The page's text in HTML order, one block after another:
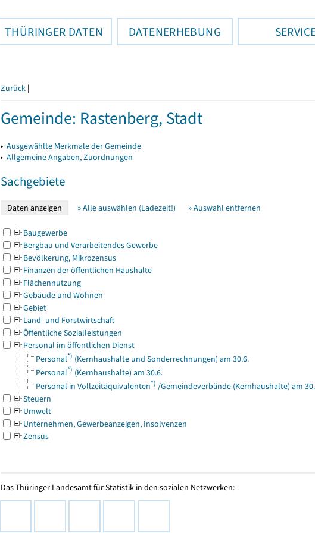
THÜRINGER DATEN DATENERHEBUNG
Zurück |
Gemeinde: Rastenberg, Stadt
▸ Ausgewählte Merkmale der Gemeinde
▸ Allgemeine Angaben, Zuordnungen
Sachgebiete
» Alle auswählen (Ladezeit!) » Auswahl entfernen
Baugewerbe
Bergbau und Verarbeitendes Gewerbe
Bevölkerung, Mikrozensus
Finanzen der öffentlichen Haushalte
Flächennutzung
Gebäude und Wohnen
Gebiet
Land- und Forstwirtschaft
Öffentliche Sozialleistungen
Personal im öffentlichen Dienst
Personal*) (Kernhaushalte und Sonderrechnungen) am 30.6.
Personal*) (Kernhaushalte) am 30.6.
Personal in Vollzeitäquivalenten*) /Gemeindeverbände (Kernhaushalte) am
Steuern
Umwelt
Unternehmen, Gewerbeanzeigen, Insolvenzen
Zensus
Das Thüringer Landesamt für Statistik in den sozialen Netzwerken: